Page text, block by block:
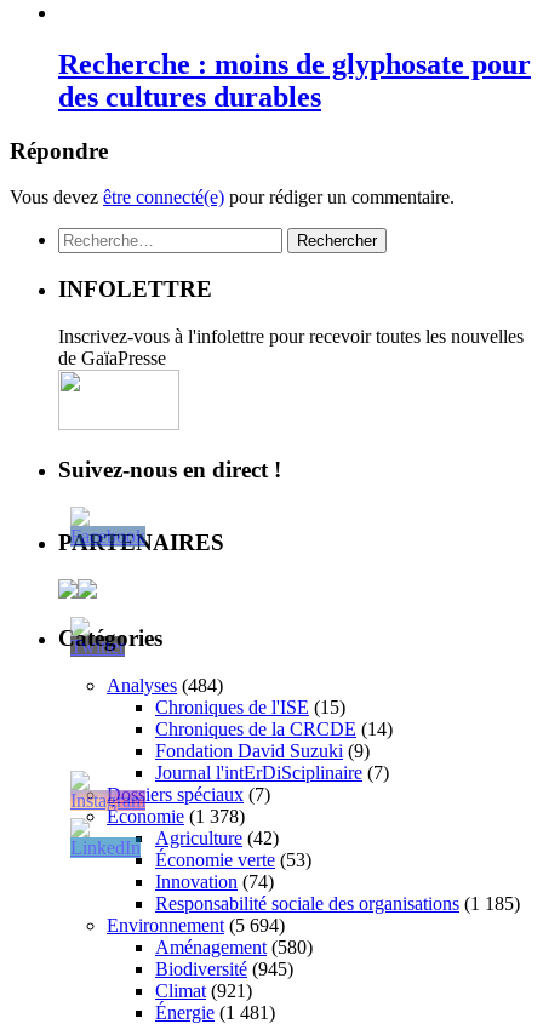
Recherche : moins de glyphosate pour
des cultures durables
Répondre
Vous devez être connecté(e) pour rédiger un commentaire.
Rechercher :
INFOLETTRE
Inscrivez-vous à l'infolettre pour recevoir toutes les nouvelles
de GaïaPresse
Suivez-nous en direct !
PARTENAIRES
Catégories
Analyses (484)
Chroniques de l'ISE (15)
Chroniques de la CRCDE (14)
Fondation David Suzuki (9)
Journal l'intErDiSciplinaire (7)
Dossiers spéciaux (7)
Économie (1 378)
Agriculture (42)
Économie verte (53)
Innovation (74)
Responsabilité sociale des organisations (1 185)
Environnement (5 694)
Aménagement (580)
Biodiversité (945)
Climat (921)
Énergie (1 481)